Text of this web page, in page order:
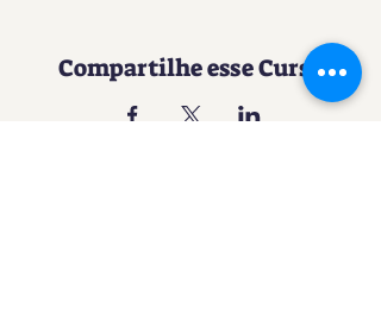
Compartilhe esse Curso